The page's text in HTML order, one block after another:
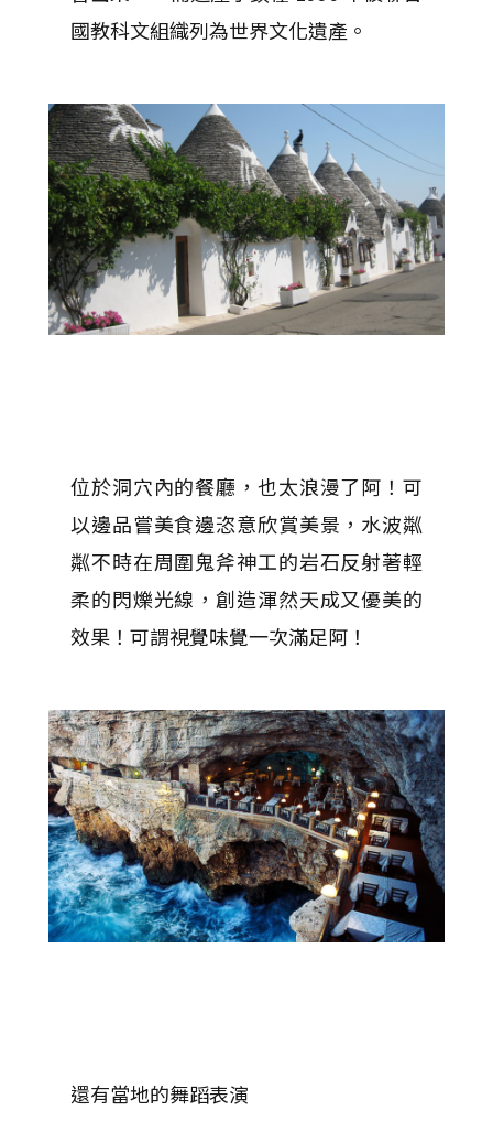
國教科文組織列為世界文化遺產。
位於洞穴內的餐廳，也太浪漫了阿！可
以邊品嘗美食邊恣意欣賞美景，水波粼
粼不時在周圍鬼斧神工的岩石反射著輕
柔的閃爍光線，創造渾然天成又優美的
效果！可謂視覺味覺一次滿足阿！
還有當地的舞蹈表演